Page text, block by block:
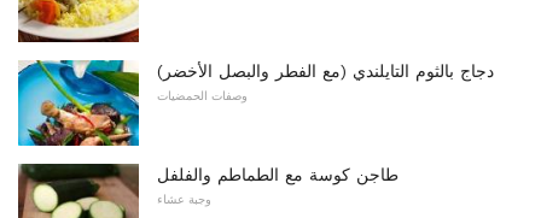
دجاج بالثوم التايلندي (مع الفطر والبصل الأخضر)
وصفات الحمضيات
طاجن كوسة مع الطماطم والفلفل
وجبة عشاء